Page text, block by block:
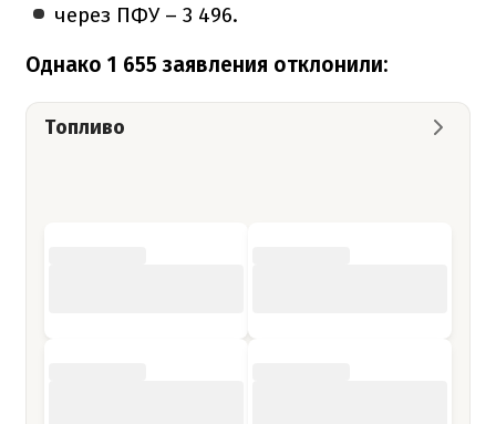
через ПФУ – 3 496.
Однако 1 655 заявления отклонили:
Топливо